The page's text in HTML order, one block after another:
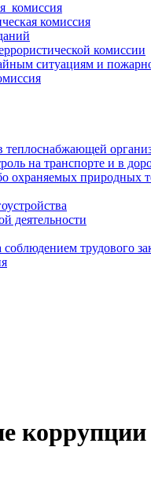
комиссия
комиссия
комиссии
ситуациям и
теплоснабжающей
на транспорте и в
охраняемых природных
деятельности
трудового
коррупции